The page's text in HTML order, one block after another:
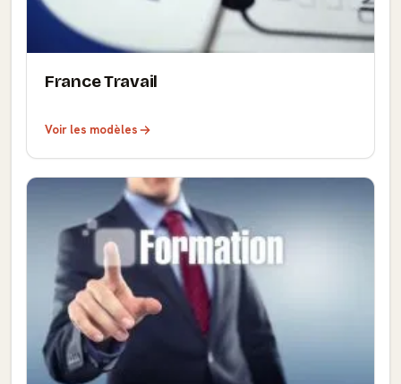
France Travail
Voir les modèles